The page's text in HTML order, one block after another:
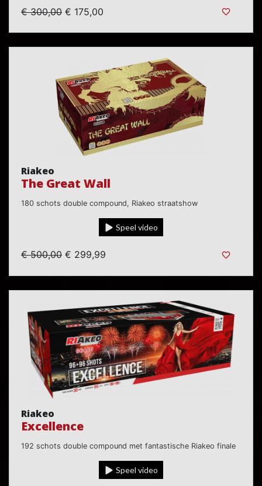
€ 300,00 € 175,00
Riakeo
The Great Wall
180 schots double compound, Riakeo straatshow
Speel video
€ 500,00 € 299,99
Riakeo
Excellence
192 schots double compound met fantastische Riakeo finale
Speel video